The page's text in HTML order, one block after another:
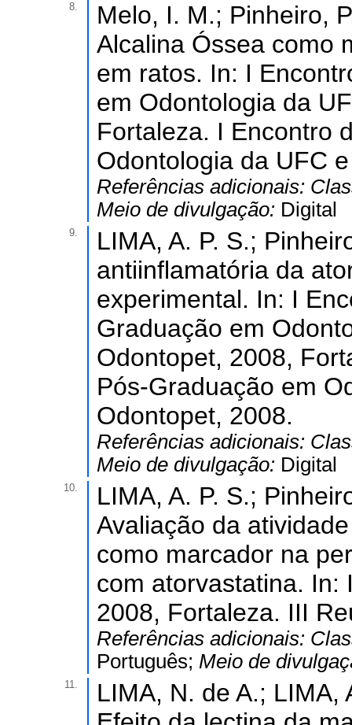
8.
Melo, I. M.; Pinheiro,
Alcalina Óssea como
em ratos. In: I
em Odontologia da
Fortaleza. I Encontro
Odontologia da UFC
Referências adicionais:
Meio de divulgação: Digital
9.
LIMA, A. P. S.;
antiinflamatória da
experimental. In: I
Graduação em
Odontopet, 2008,
Pós-Graduação em
Odontopet, 2008.
Referências adicionais:
Meio de divulgação: Digital
10.
LIMA, A. P. S.;
Avaliação da
como marcador na
com atorvastatina. In:
2008, Fortaleza. III
Referências adicionais:
Português; Meio de
11.
LIMA, N. de A.; LIMA,